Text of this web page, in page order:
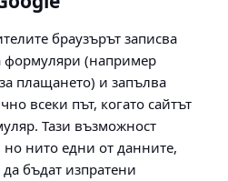
браузърът записва
(например
плащането) и запълва
всеки път, когато сайтът
Тази възможност
но нито едни от данните,
бъдат изпратени